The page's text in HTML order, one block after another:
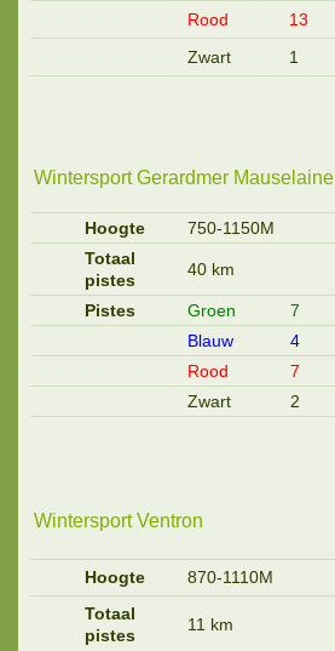
Rood
13
Zwart
1
Wintersport Gerardmer Mauselaine
Hoogte
750-1150M
Totaal
pistes
40 km
Pistes Groen
7
Blauw
4
Rood
7
Zwart
2
Wintersport Ventron
Hoogte
870-1110M
Totaal
pistes
11 km